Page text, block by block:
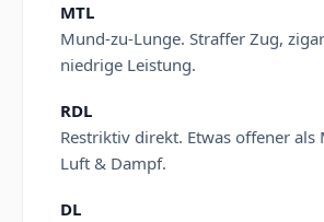
MTL
Mund-zu-Lunge. Straffer Zug,
niedrige Leistung.
RDL
Restriktiv direkt. Etwas offener als
Luft & Dampf.
DL